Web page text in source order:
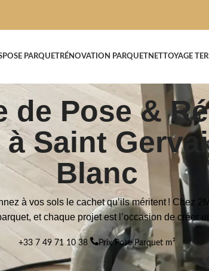
POSE PARQUETRÉNOVATION PARQUETNETTOYAGE
de Pose &
Saint
Blanc
à vos sols le cachet qu’ils méritent ! Chez
et chaque projet est l’occasion de créer
+33 7 49 71 10 38 Prix Pose Parquet m²